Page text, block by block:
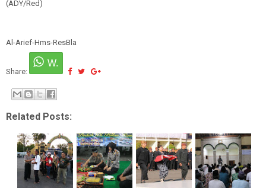
(ADY/Red)
Al-Arief-Hms-ResBla
Share:
Related Posts: